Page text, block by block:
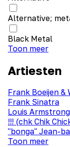
Alternative;
Black Metal
Toon meer
Artiesten
Frank Boeijen &
Frank Sinatra
Louis
!!! (chk Chik
"bonga" Jean-
Toon meer